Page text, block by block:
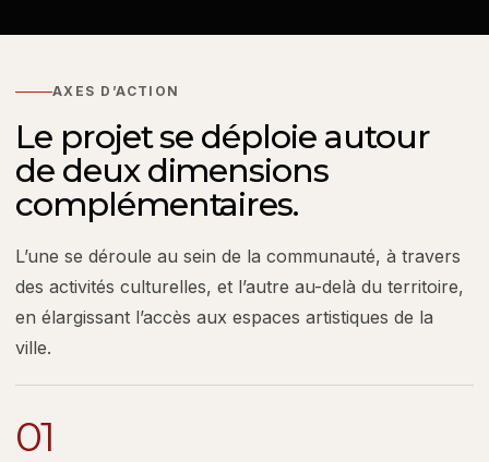
AXES D’ACTION
Le projet se déploie autour
de deux dimensions
complémentaires.
L’une se déroule au sein de la communauté, à travers
des activités culturelles, et l’autre au-delà du territoire,
en élargissant l’accès aux espaces artistiques de la
ville.
01